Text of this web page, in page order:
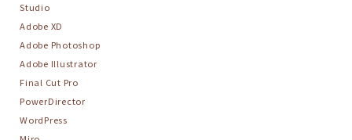
Studio
Adobe XD
Adobe Photoshop
Adobe Illustrator
Final Cut Pro
PowerDirector
WordPress